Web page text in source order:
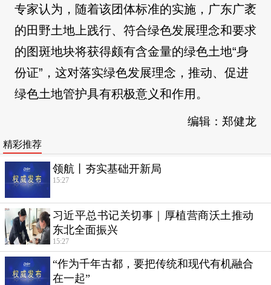
专家认为，随着该团体标准的实施，广东广袤
的田野土地上践行、符合绿色发展理念和要求
的图斑地块将获得颇有含金量的绿色土地“身
份证”，这对落实绿色发展理念，推动、促进
绿色土地管护具有积极意义和作用。
编辑：郑健龙
精彩推荐